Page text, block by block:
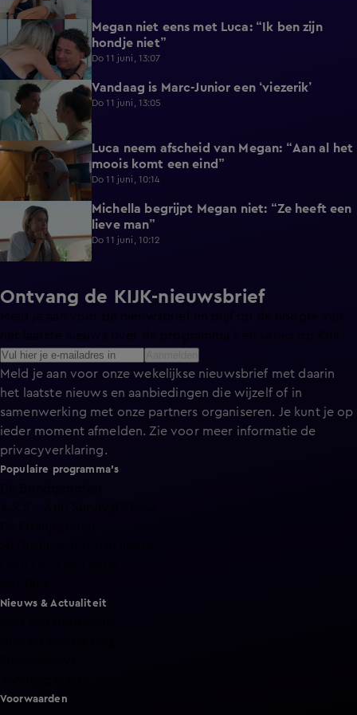
0:56
Megan niet eens met Luca: “Ik ben zijn
hondje niet”
Do 11 juni, 13:07
1:06 Vandaag is Marc-Junior een ‘viezerik’
Do 11 juni, 13:05
0:38
Luca neem afscheid van Megan: “Aan al het
moois komt een eind”
Do 11 juni, 10:14
0:22
Michella begrijpt Megan niet: “Ze heeft een
lieve man”
Do 11 juni, 10:12
Ontvang de KIJK-nieuwsbrief
Meld je aan voor de nieuwsbrief en blijf op de hoogte van
Meld je aan voor onze wekelijkse nieuwsbrief met daarin
het laatste nieuws en aanbiedingen die wijzelf of in
samenwerking met onze partners organiseren. Je kunt je op
ieder moment afmelden. Zie voor meer informatie de
privacyverklaring.
Populaire programma's
Nieuws & Actualiteit
Voorwaarden